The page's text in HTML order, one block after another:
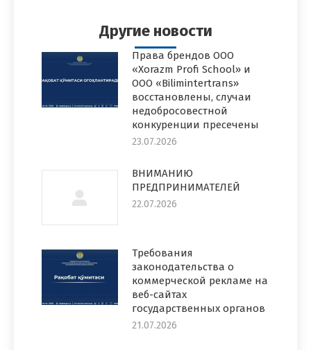
Другие новости
Права брендов ООО
«Xorazm Profi School» и
ООО «Bilimintertrans»
восстановлены, случаи
недобросовестной
конкуренции пресечены
23.07.2026
ВНИМАНИЮ
ПРЕДПРИНИМАТЕЛЕЙ
22.07.2026
Требования
законодательства о
коммерческой рекламе на
веб-сайтах
государственных органов
21.07.2026